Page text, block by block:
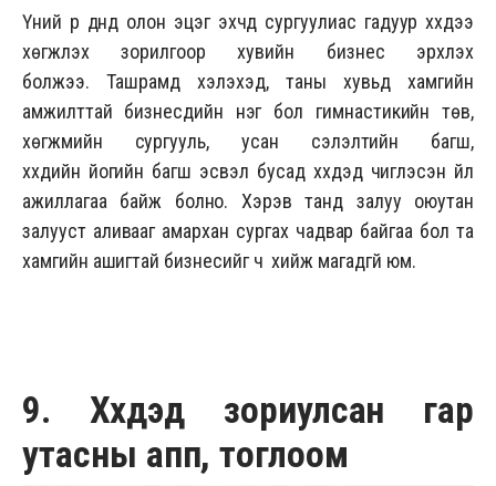
Үүний үр дүнд олон эцэг эхчүүд сургуулиас гадуур хүүхдээ
хөгжүүлэх зорилгоор хувийн бизнес эрхлэх
болжээ. Ташрамд хэлэхэд, таны хувьд хамгийн
амжилттай бизнесүүдийн нэг бол гимнастикийн төв,
хөгжмийн сургууль, усан сэлэлтийн багш,
хүүхдийн йогийн багш эсвэл бусад хүүхдэд чиглэсэн үйл
ажиллагаа байж болно. Хэрэв танд залуу оюутан
залууст аливааг амархан сургах чадвар байгаа бол та
хамгийн ашигтай бизнесийг ч хийж магадгүй юм.
9. Хүүхдэд зориулсан гар
утасны апп, тоглоом